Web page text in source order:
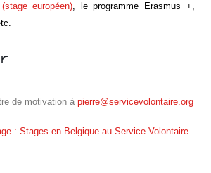
européen), le programme Erasmus +,
de motivation à pierre@servicevolontaire.org
: Stages en Belgique au Service Volontaire